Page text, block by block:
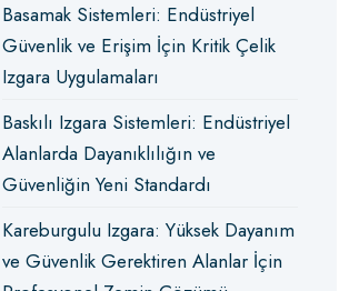
Basamak Sistemleri: Endüstriyel
Güvenlik ve Erişim İçin Kritik Çelik
Izgara Uygulamaları
Baskılı Izgara Sistemleri: Endüstriyel
Alanlarda Dayanıklılığın ve
Güvenliğin Yeni Standardı
Kareburgulu Izgara: Yüksek Dayanım
ve Güvenlik Gerektiren Alanlar İçin